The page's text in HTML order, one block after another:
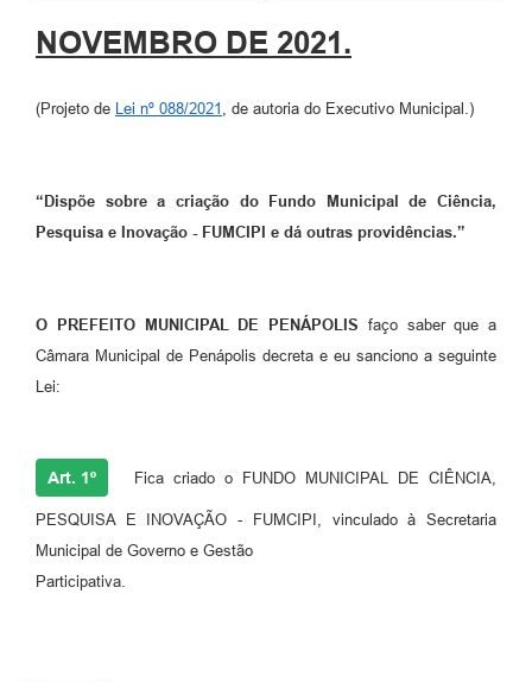
NOVEMBRO DE 2021.
(Projeto de Lei nº 088/2021 , de autoria do Executivo Municipal.)
“ Dispõe sobre a criação do Fundo Municipal de Ciência,
Pesquisa e Inovação - FUMCIPI e dá outras providências.”
O PREFEITO MUNICIPAL DE PENÁPOLIS faço saber que a
Câmara Municipal de Penápolis decreta e eu sanciono a seguinte
Lei:
Art. 1º Fica criado o FUNDO MUNICIPAL DE CIÊNCIA,
PESQUISA E INOVAÇÃO - FUMCIPI, vinculado à Secretaria
Municipal de Governo e Gestão
Participativa.